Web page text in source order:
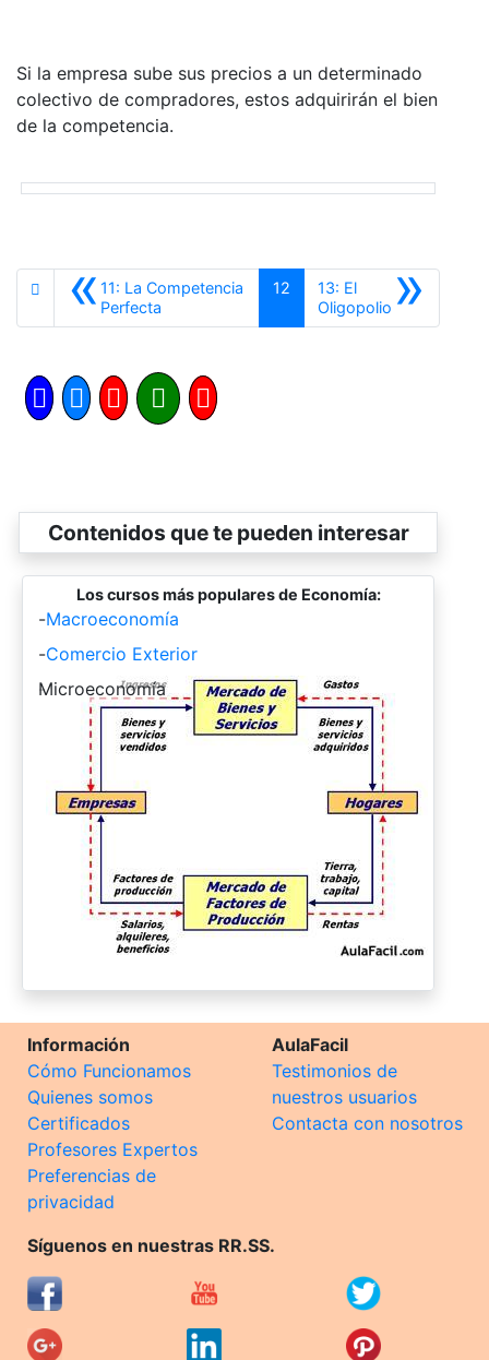
Si la empresa sube sus precios a un determinado
colectivo de compradores, estos adquirirán el bien
de la competencia.
«11: La Competencia
Perfecta
12 »
13: El
OligopolioSiguiente
Contenidos que te pueden interesar
Los cursos más populares de Economía:
-Macroeconomía
-Comercio Exterior
-
Microeconomía
Información
Cómo Funcionamos
Quienes somos
Certificados
Profesores Expertos
Preferencias de
privacidad
AulaFacil
Testimonios de
nuestros usuarios
Contacta con nosotros
Síguenos en nuestras RR.SS.